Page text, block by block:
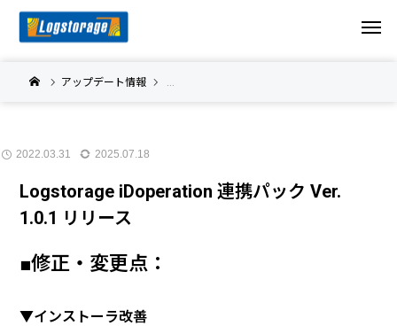
アップデート情報 Logstorage iDoperation 連携パック アップデー
2022.03.31 2025.07.18
Logstorage iDoperation 連携パック Ver.
1.0.1 リリース
■修正・変更点：
▼インストーラ改善